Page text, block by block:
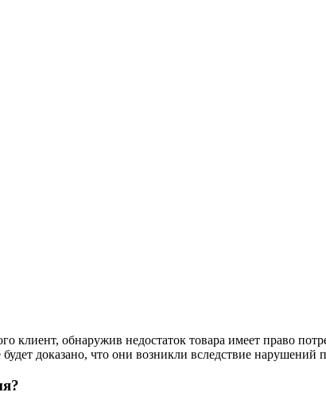
клиент, обнаружив недостаток товара имеет право
доказано, что они возникли вследствие нарушений